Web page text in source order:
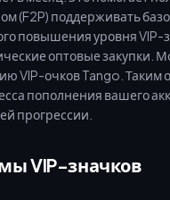
(F2P) поддерживать
повышения уровня VIP-
оптовые закупки.
VIP-очков Tango. Таким
пополнения вашего
прогрессии.
VIP-значков